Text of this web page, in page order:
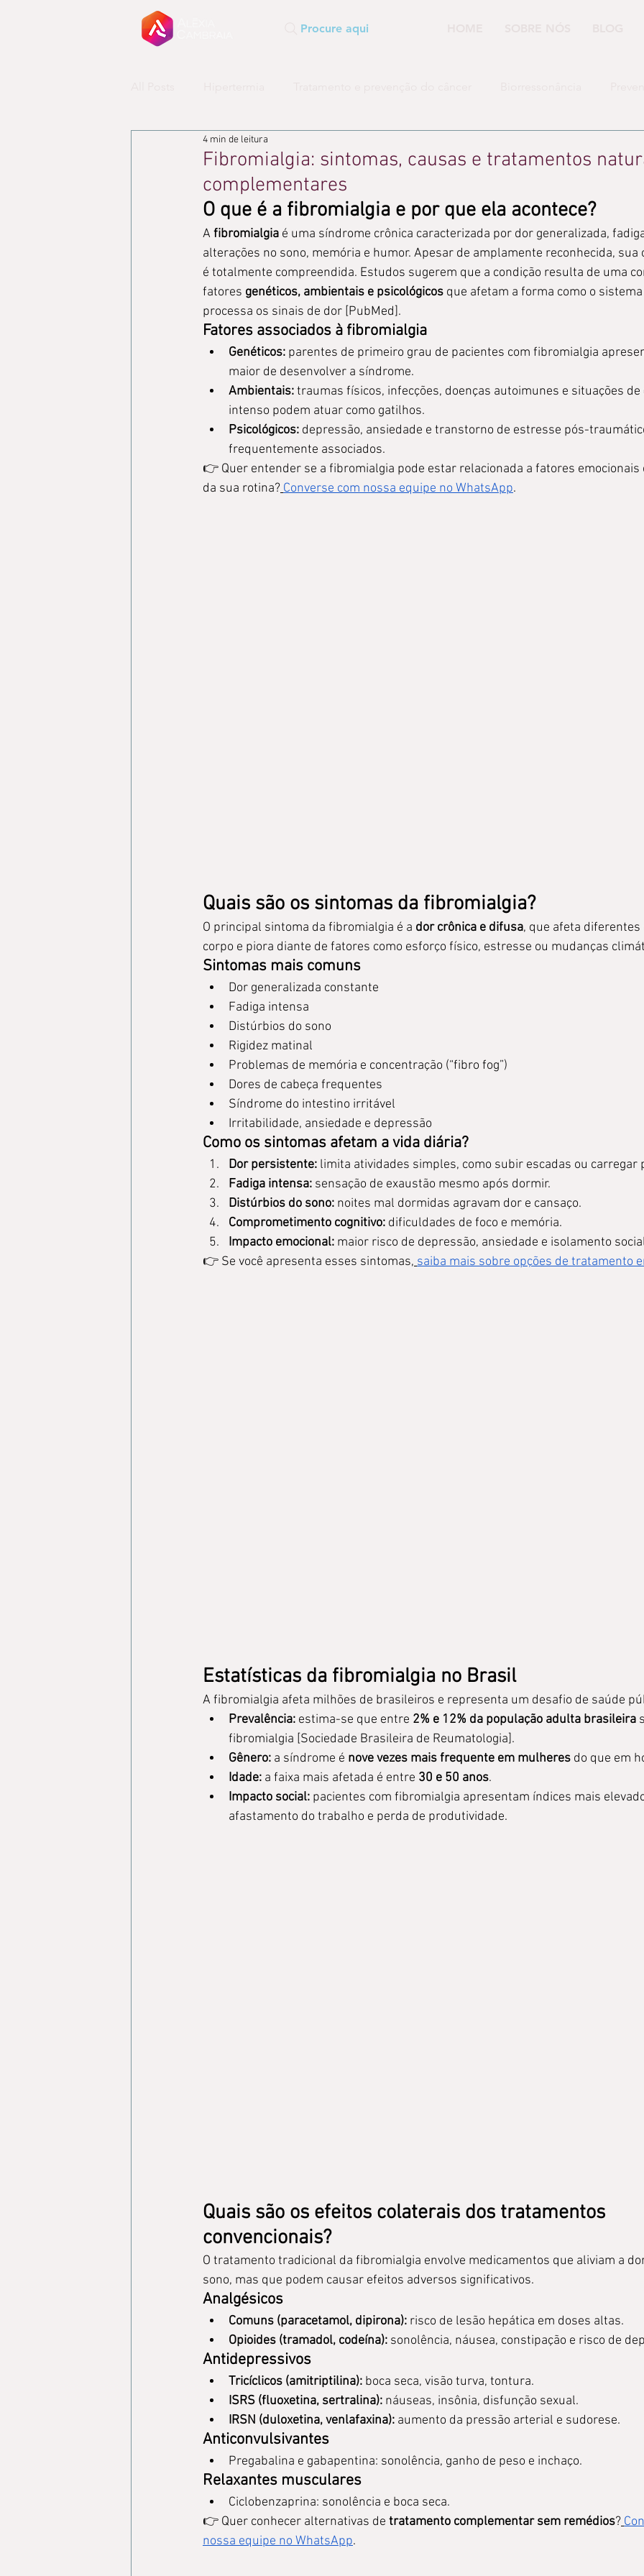
Procure aqui
Tendências Medicina Integrativa
Fibromialgia: sintomas, causas e tratamentos
complementares
4 min de leitura
O que é a fibromialgia e por que ela acontece?
A fibromialgia é uma síndrome crônica caracterizada por dor generalizada,
alterações no sono, memória e humor. Apesar de amplamente reconhecida, sua
é totalmente compreendida. Estudos sugerem que a condição resulta de uma
fatores genéticos, ambientais e psicológicos que afetam a forma como o
processa os sinais de dor [PubMed].
Fatores associados à fibromialgia
Genéticos: parentes de primeiro grau de pacientes com fibromialgia
maior de desenvolver a síndrome.
Ambientais: traumas físicos, infecções, doenças autoimunes e situações
intenso podem atuar como gatilhos.
Psicológicos: depressão, ansiedade e transtorno de estresse pós-
frequentemente associados.
👉 Quer entender se a fibromialgia pode estar relacionada a fatores emocionais
da sua rotina? Converse com nossa equipe no WhatsApp.
Quais são os sintomas da fibromialgia?
O principal sintoma da fibromialgia é a dor crônica e difusa, que afeta diferentes
corpo e piora diante de fatores como esforço físico, estresse ou mudanças
Sintomas mais comuns
Dor generalizada constante
Fadiga intensa
Distúrbios do sono
Rigidez matinal
Problemas de memória e concentração (“fibro fog”)
Dores de cabeça frequentes
Síndrome do intestino irritável
Irritabilidade, ansiedade e depressão
Como os sintomas afetam a vida diária?
Dor persistente: limita atividades simples, como subir escadas ou carregar
Fadiga intensa: sensação de exaustão mesmo após dormir.
Distúrbios do sono: noites mal dormidas agravam dor e cansaço.
Comprometimento cognitivo: dificuldades de foco e memória.
Impacto emocional: maior risco de depressão, ansiedade e isolamento
👉 Se você apresenta esses sintomas, saiba mais sobre opções de tratamento
Estatísticas da fibromialgia no Brasil
A fibromialgia afeta milhões de brasileiros e representa um desafio de saúde
Prevalência: estima-se que entre 2% e 12% da população adulta brasileira
fibromialgia [Sociedade Brasileira de Reumatologia].
Gênero: a síndrome é nove vezes mais frequente em mulheres do que em
Idade: a faixa mais afetada é entre 30 e 50 anos.
Impacto social: pacientes com fibromialgia apresentam índices mais
afastamento do trabalho e perda de produtividade.
Quais são os efeitos colaterais dos tratamentos
convencionais?
O tratamento tradicional da fibromialgia envolve medicamentos que aliviam a
sono, mas que podem causar efeitos adversos significativos.
Analgésicos
Comuns (paracetamol, dipirona): risco de lesão hepática em doses altas.
Opioides (tramadol, codeína): sonolência, náusea, constipação e risco de
Antidepressivos
Tricíclicos (amitriptilina): boca seca, visão turva, tontura.
ISRS (fluoxetina, sertralina): náuseas, insônia, disfunção sexual.
IRSN (duloxetina, venlafaxina): aumento da pressão arterial e sudorese.
Anticonvulsivantes
Pregabalina e gabapentina: sonolência, ganho de peso e inchaço.
Relaxantes musculares
Ciclobenzaprina: sonolência e boca seca.
👉 Quer conhecer alternativas de tratamento complementar sem remédios?
nossa equipe no WhatsApp.